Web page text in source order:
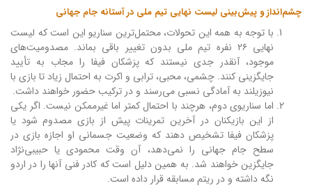
چشم‌انداز و پیش‌بینی لیست نهایی تیم ملی در آستانه جام جهانی
با توجه به همه این تحولات، محتمل‌ترین سناریو این است که لیست
نهایی ۲۶ نفره تیم ملی بدون تغییر باقی بماند. مصدومیت‌های
موجود، آنقدر جدی نیستند که پزشکان فیفا را مجاب به تأیید
جایگزینی کنند. چشمی، محبی، ترابی و اکرت به احتمال زیاد تا بازی با
نیوزیلند به آمادگی نسبی می‌رسند و در ترکیب حضور خواهند داشت.
اما سناریوی دوم، هرچند با احتمال کمتر اما غیرممکن نیست. اگر یکی
از این بازیکنان در آخرین تمرینات پیش از بازی مصدوم شود یا
پزشکان فیفا تشخیص دهند که وضعیت جسمانی او اجازه بازی در
سطح جام جهانی را نمی‌دهد، آن وقت محمودی یا حبیبی‌نژاد
جایگزین خواهند شد. به همین دلیل است که کادر فنی آنها را در اردو
نگه داشته و در ریتم مسابقه قرار داده است.